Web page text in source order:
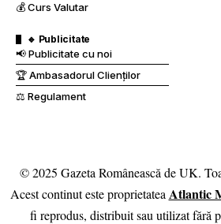
💰 Curs Valutar
🔹 Publicitate
📢 Publicitate cu noi
🏆 Ambasadorul Clienților
⚖️ Regulament
© 2025 Gazeta Românească de UK.
Acest continut este proprietatea Atlantic
fi reprodus, distribuit sau utilizat fără